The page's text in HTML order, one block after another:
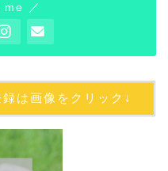
／
は画像をクリック↓